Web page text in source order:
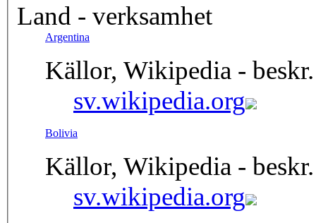
Land - verksamhet
Argentina
Källor, Wikipedia -
sv.wikipedia.org
Bolivia
Källor, Wikipedia -
sv.wikipedia.org